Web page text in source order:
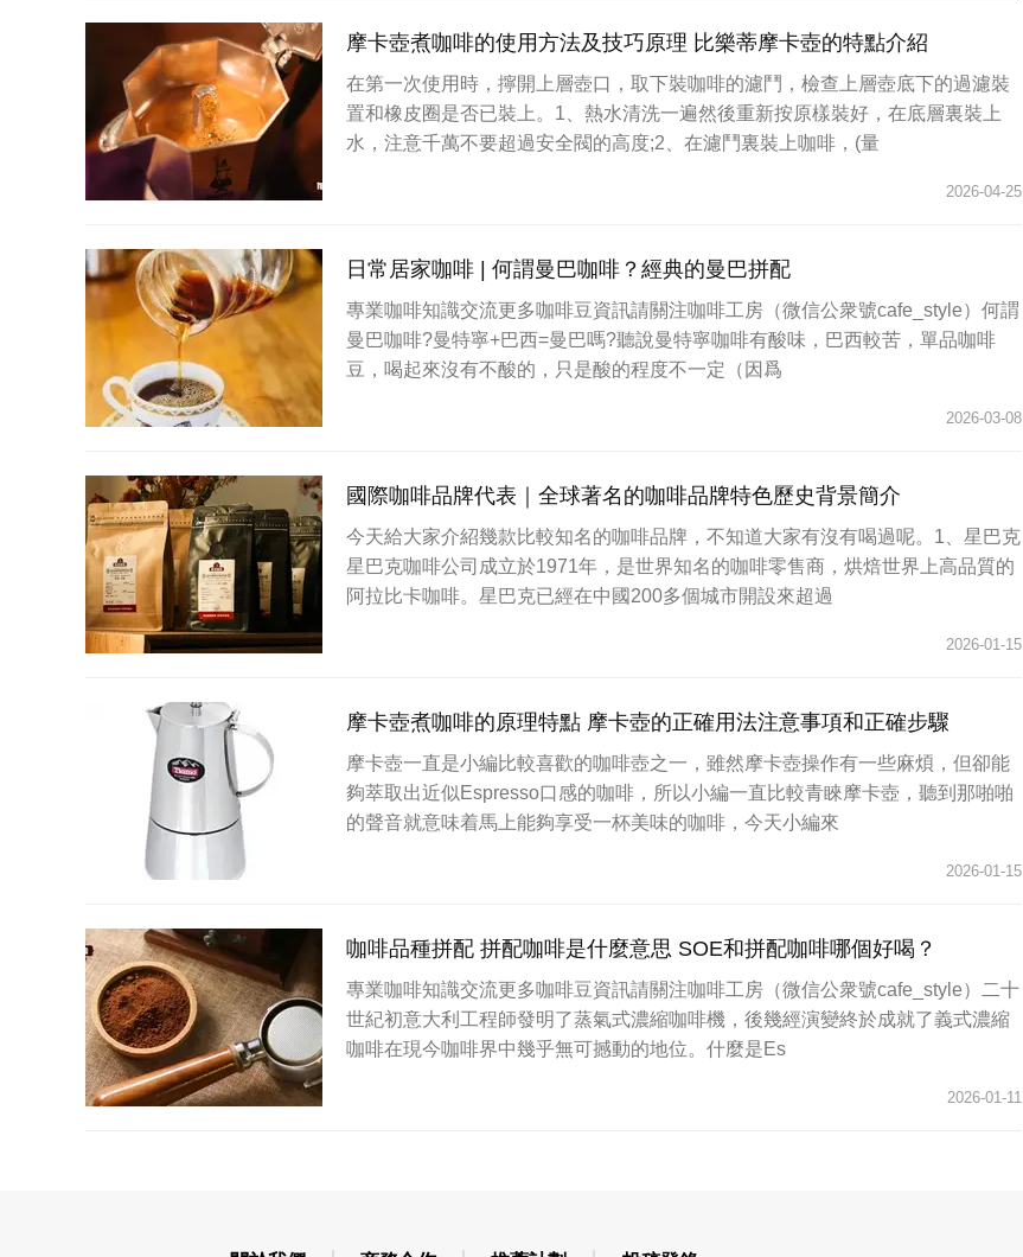
摩卡壺煮咖啡的使用方法及技巧原理 比樂蒂摩卡壺的特點介紹
在第一次使用時，擰開上層壺口，取下裝咖啡的濾鬥，檢查上層壺底下的過濾裝
置和橡皮圈是否已裝上。1、熱水清洗一遍然後重新按原樣裝好，在底層裏裝上
水，注意千萬不要超過安全閥的高度;2、在濾鬥裏裝上咖啡，(量
2026-04-25
日常居家咖啡 | 何謂曼巴咖啡？經典的曼巴拼配
專業咖啡知識交流更多咖啡豆資訊請關注咖啡工房（微信公衆號cafe_style）何謂
曼巴咖啡?曼特寧+巴西=曼巴嗎?聽說曼特寧咖啡有酸味，巴西較苦，單品咖啡
豆，喝起來沒有不酸的，只是酸的程度不一定（因爲
2026-03-08
國際咖啡品牌代表｜全球著名的咖啡品牌特色歷史背景簡介
今天給大家介紹幾款比較知名的咖啡品牌，不知道大家有沒有喝過呢。1、星巴克
星巴克咖啡公司成立於1971年，是世界知名的咖啡零售商，烘焙世界上高品質的
阿拉比卡咖啡。星巴克已經在中國200多個城市開設來超過
2026-01-15
摩卡壺煮咖啡的原理特點 摩卡壺的正確用法注意事項和正確步驟
摩卡壺一直是小編比較喜歡的咖啡壺之一，雖然摩卡壺操作有一些麻煩，但卻能
夠萃取出近似Espresso口感的咖啡，所以小編一直比較青睞摩卡壺，聽到那啪啪
的聲音就意味着馬上能夠享受一杯美味的咖啡，今天小編來
2026-01-15
咖啡品種拼配 拼配咖啡是什麼意思 SOE和拼配咖啡哪個好喝？
專業咖啡知識交流更多咖啡豆資訊請關注咖啡工房（微信公衆號cafe_style）二十
世紀初意大利工程師發明了蒸氣式濃縮咖啡機，後幾經演變終於成就了義式濃縮
咖啡在現今咖啡界中幾乎無可撼動的地位。什麼是Es
2026-01-11